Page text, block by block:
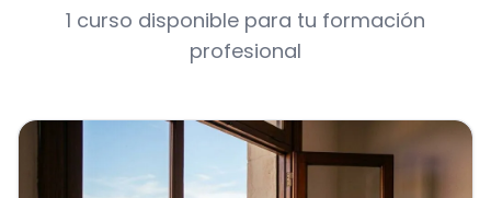
1 curso disponible para tu formación
profesional